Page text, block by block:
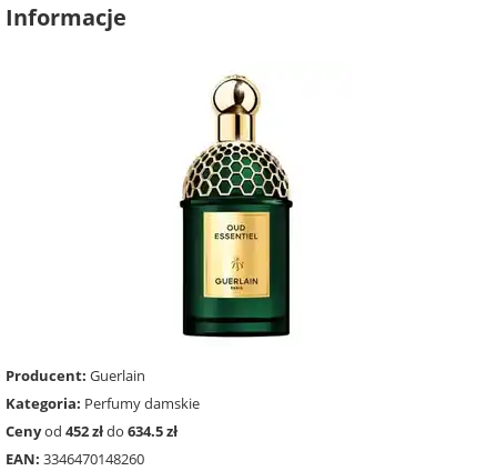
Informacje
Producent: Guerlain
Kategoria: Perfumy damskie
Cenyod 452 złdo 634.5 zł
EAN: 3346470148260